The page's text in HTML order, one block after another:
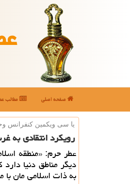
صفحه اصلی مطالب
یا سی ویكمین كنفرانس
رویكرد انتقادی به
عطر حرم: «منطقه
دیگر مناطق دنیا
به ذات اسلامی مان